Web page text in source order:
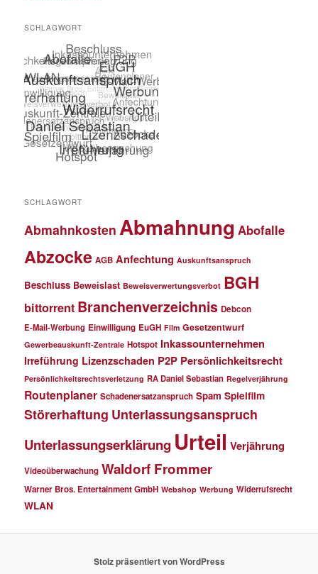
SCHLAGWORT
SCHLAGWORT
Abmahnkosten Abmahnung Abofalle
Abzocke AGB Anfechtung Auskunftsanspruch
Beschluss Beweislast Beweisverwertungsverbot BGH
bittorrent Branchenverzeichnis Debcon
E-Mail-Werbung Einwilligung EuGH Film Gesetzentwurf
Gewerbeauskunft-Zentrale Hotspot Inkassounternehmen
Irreführung Lizenzschaden P2P Persönlichkeitsrecht
Persönlichkeitsrechtsverletzung RA Daniel Sebastian Regelverjährung
Routenplaner Schadenersatzanspruch Spam Spielfilm
Störerhaftung Unterlassungsanspruch
Unterlassungserklärung Urteil Verjährung
Videoüberwachung Waldorf Frommer
Warner Bros. Entertainment GmbH Webshop Werbung Widerrufsrecht
WLAN
Stolz präsentiert von WordPress